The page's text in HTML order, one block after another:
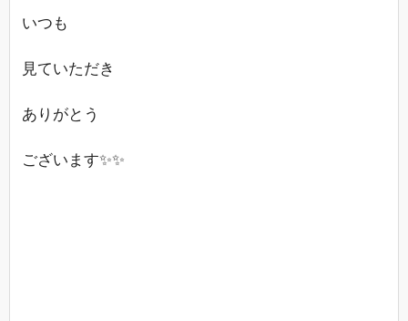
いつも
見ていただき
ありがとう
ございます✨✨